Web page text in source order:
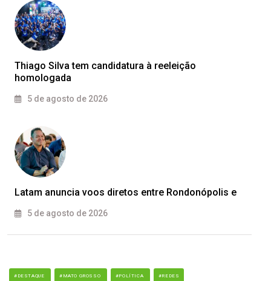
Thiago Silva tem candidatura à reeleição
homologada
5 de agosto de 2026
Latam anuncia voos diretos entre Rondonópolis e
5 de agosto de 2026
#DESTAQUE #MATO GROSSO #POLÍTICA #REDES